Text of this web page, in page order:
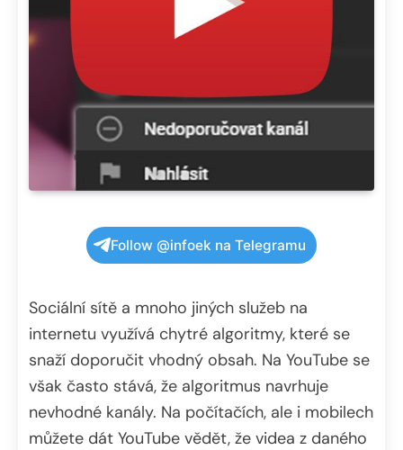
Follow @infoek na Telegramu
Sociální sítě a mnoho jiných služeb na
internetu využívá chytré algoritmy, které se
snaží doporučit vhodný obsah. Na YouTube se
však často stává, že algoritmus navrhuje
nevhodné kanály. Na počítačích, ale i mobilech
můžete dát YouTube vědět, že videa z daného